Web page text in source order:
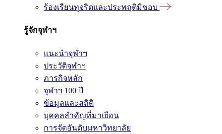
ร้องเรียนทุจริตและประพฤติมิชอบ
รู้จักจุฬาฯ
แนะนำจุฬาฯ
ประวัติจุฬาฯ
ภารกิจหลัก
จุฬาฯ 100 ปี
ข้อมูลและสถิติ
บุคคลสำคัญที่มาเยือน
การจัดอันดับมหาวิทยาลัย